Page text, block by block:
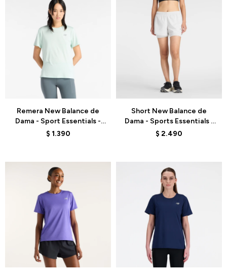
Remera New Balance de
Dama - Sport Essentials -
WT41222COJ - ELD
$ 1.390
Short New Balance de
Dama - Sports Essentials -
WS41225GYM - WHITE
$ 2.490
Talle Talle